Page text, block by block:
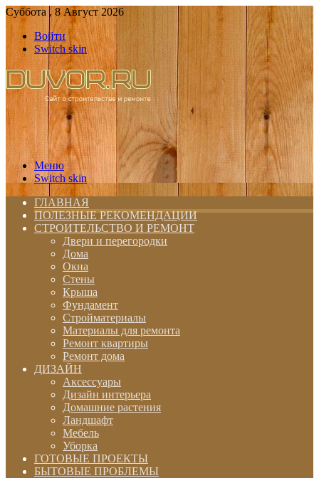
Суббота , 8 Август 2026
Войти
Switch skin
Меню
Switch skin
ГЛАВНАЯ
ПОЛЕЗНЫЕ РЕКОМЕНДАЦИИ
СТРОИТЕЛЬСТВО И РЕМОНТ
Двери и перегородки
Дома
Окна
Стены
Крыша
Фундамент
Стройматериалы
Материалы для ремонта
Ремонт квартиры
Ремонт дома
ДИЗАЙН
Аксессуары
Дизайн интерьера
Домашние растения
Ландшафт
Мебель
Уборка
ГОТОВЫЕ ПРОЕКТЫ
БЫТОВЫЕ ПРОБЛЕМЫ